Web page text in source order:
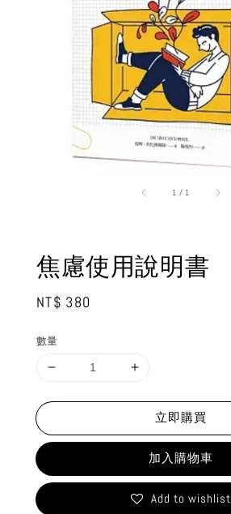
1 / 1
焦慮使用說明書
Regular
NT$ 380
數量
立即購買
加入購物車
Add to wishlist